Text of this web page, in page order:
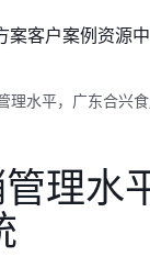
案客户案例资源
理水平，广东合兴
理水